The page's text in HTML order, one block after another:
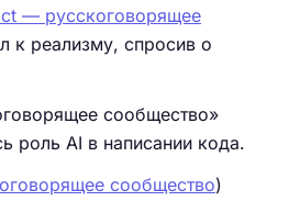
— русскоговорящее
к реализму, спросив о
сообщество»
роль AI в написании кода.
сообщество)